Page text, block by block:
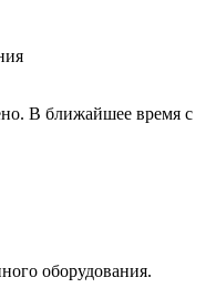
В ближайшее время с
оборудования.